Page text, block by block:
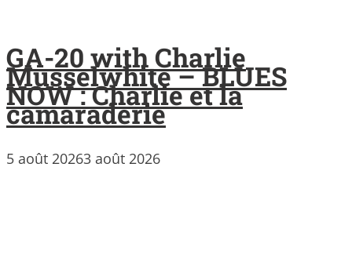
GA-20 with Charlie
Musselwhite – BLUES
NOW : Charlie et la
camaraderie
5 août 20263 août 2026